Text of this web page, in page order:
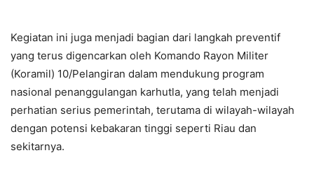
Kegiatan ini juga menjadi bagian dari langkah preventif
yang terus digencarkan oleh Komando Rayon Militer
(Koramil) 10/Pelangiran dalam mendukung program
nasional penanggulangan karhutla, yang telah menjadi
perhatian serius pemerintah, terutama di wilayah-wilayah
dengan potensi kebakaran tinggi seperti Riau dan
sekitarnya.